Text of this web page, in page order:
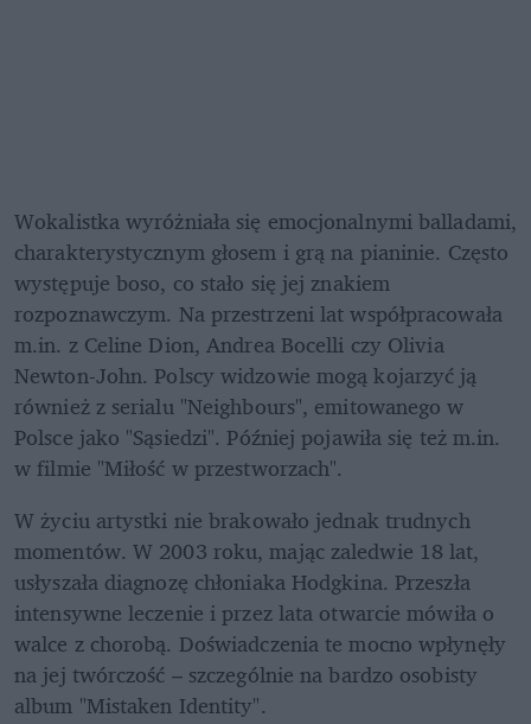
Wokalistka wyróżniała się emocjonalnymi balladami,
charakterystycznym głosem i grą na pianinie. Często
występuje boso, co stało się jej znakiem
rozpoznawczym. Na przestrzeni lat współpracowała
m.in. z Celine Dion, Andrea Bocelli czy Olivia
Newton-John. Polscy widzowie mogą kojarzyć ją
również z serialu "Neighbours", emitowanego w
Polsce jako "Sąsiedzi". Później pojawiła się też m.in.
w filmie "Miłość w przestworzach".
W życiu artystki nie brakowało jednak trudnych
momentów. W 2003 roku, mając zaledwie 18 lat,
usłyszała diagnozę chłoniaka Hodgkina. Przeszła
intensywne leczenie i przez lata otwarcie mówiła o
walce z chorobą. Doświadczenia te mocno wpłynęły
na jej twórczość – szczególnie na bardzo osobisty
album "Mistaken Identity".